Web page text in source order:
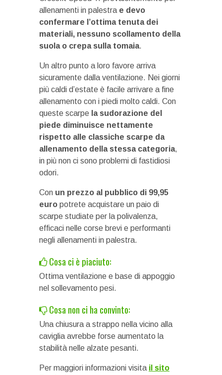
allenamenti in palestra e devo
confermare l’ottima tenuta dei
materiali, nessuno scollamento della
suola o crepa sulla tomaia.
Un altro punto a loro favore arriva
sicuramente dalla ventilazione. Nei giorni
più caldi d’estate è facile arrivare a fine
allenamento con i piedi molto caldi. Con
queste scarpe la sudorazione del
piede diminuisce nettamente
rispetto alle classiche scarpe da
allenamento della stessa categoria,
in più non ci sono problemi di fastidiosi
odori.
Con un prezzo al pubblico di 99,95
euro potrete acquistare un paio di
scarpe studiate per la polivalenza,
efficaci nelle corse brevi e performanti
negli allenamenti in palestra.
Cosa ci è piaciuto:
Ottima ventilazione e base di appoggio
nel sollevamento pesi.
Cosa non ci ha convinto:
Una chiusura a strappo nella vicino alla
caviglia avrebbe forse aumentato la
stabilità nelle alzate pesanti.
Per maggiori informazioni visita il sito